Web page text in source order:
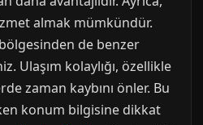
almak mümkündür.
bölgesinden de benzer
Ulaşım kolaylığı, özellikle
zaman kaybını önler. Bu
konum bilgisine dikkat